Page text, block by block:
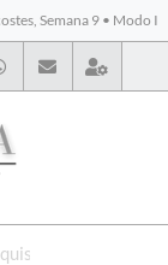
Semana 9 • Modo I